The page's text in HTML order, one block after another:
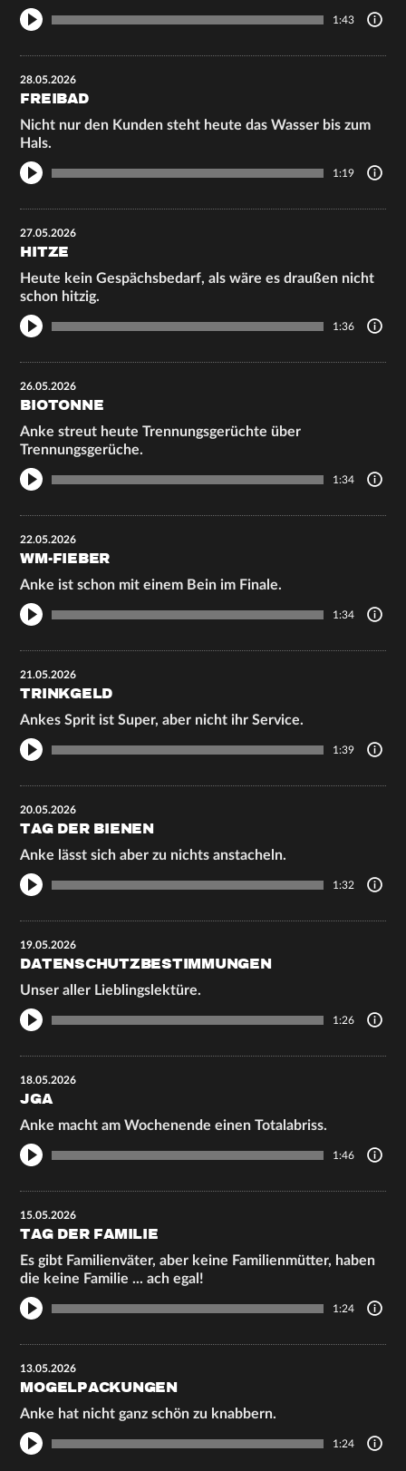
1:43
28.05.2026
FREIBAD
Nicht nur den Kunden steht heute das Wasser bis zum
Hals.
1:19
27.05.2026
HITZE
Heute kein Gespächsbedarf, als wäre es draußen nicht
schon hitzig.
1:36
26.05.2026
BIOTONNE
Anke streut heute Trennungsgerüchte über
Trennungsgerüche.
1:34
22.05.2026
WM-FIEBER
Anke ist schon mit einem Bein im Finale.
1:34
21.05.2026
TRINKGELD
Ankes Sprit ist Super, aber nicht ihr Service.
1:39
20.05.2026
TAG DER BIENEN
Anke lässt sich aber zu nichts anstacheln.
1:32
19.05.2026
DATENSCHUTZBESTIMMUNGEN
Unser aller Lieblingslektüre.
1:26
18.05.2026
JGA
Anke macht am Wochenende einen Totalabriss.
1:46
15.05.2026
TAG DER FAMILIE
Es gibt Familienväter, aber keine Familienmütter, haben
die keine Familie ... ach egal!
1:24
13.05.2026
MOGELPACKUNGEN
Anke hat nicht ganz schön zu knabbern.
1:24